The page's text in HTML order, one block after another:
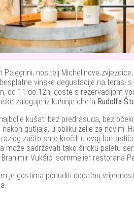
Pelegrini, nositelj Michelinove
vinske degustacije na terasi
od 11 do 12h, goste s rezervacijom
zalogaje iz kuhinje chefa Rudolfa
kušati bez predrasuda, bez
nakon gutljaja, u obliku želje za novim.
razlog zašto smo kročili u ovaj
može sadržavati tako široku paletu
Vukšić, sommelier restorana
je gostima ponuditi dodatnu